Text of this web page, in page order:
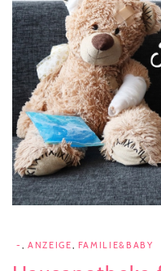
- ANZEIGE FAMILIE&BABY